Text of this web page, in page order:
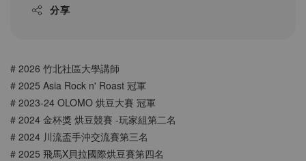
分享
# 2026 竹北社區大學講師
# 2025 Asia Rock n' Roast 冠軍
# 2023-24 OLOMO 烘豆大賽 冠軍
# 2024 金杯獎 烘豆競賽 -玩家組第二名
# 2024 川流盃手沖交流賽第三名
# 2025 飛馬X貝拉國際烘豆賽第四名